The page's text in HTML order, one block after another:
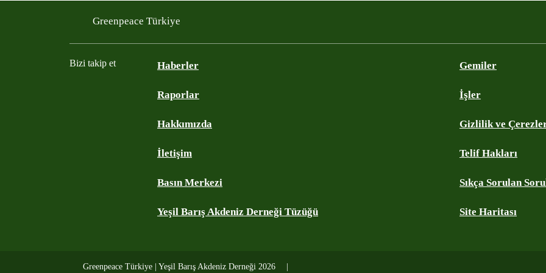
Greenpeace Türkiye
Bizi takip et Haberler
Raporlar
Hakkımızda
İletişim
Basın Merkezi
Yeşil Barış Akdeniz Derneği Tüzüğü
Gemiler
İşler
Gizlilik ve
Telif Hakları
Sıkça Sorulan
Site Haritası
Greenpeace Türkiye | Yeşil Barış Akdeniz Derneği 2026